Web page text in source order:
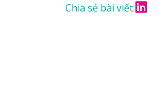
Chia sẻ bài viết: